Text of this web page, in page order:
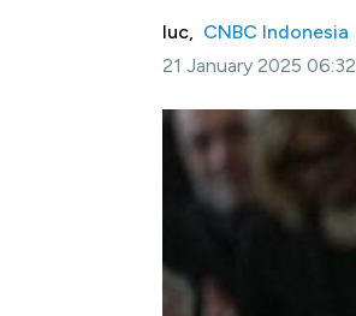
luc, CNBC Indonesia
21 January 2025 06:32